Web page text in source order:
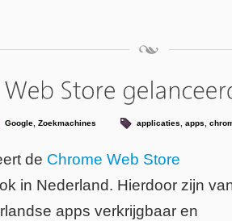
Google, Zoekmachines applicaties, apps,
de Chrome Web Store
in Nederland. Hierdoor zijn
apps verkrijgbaar en